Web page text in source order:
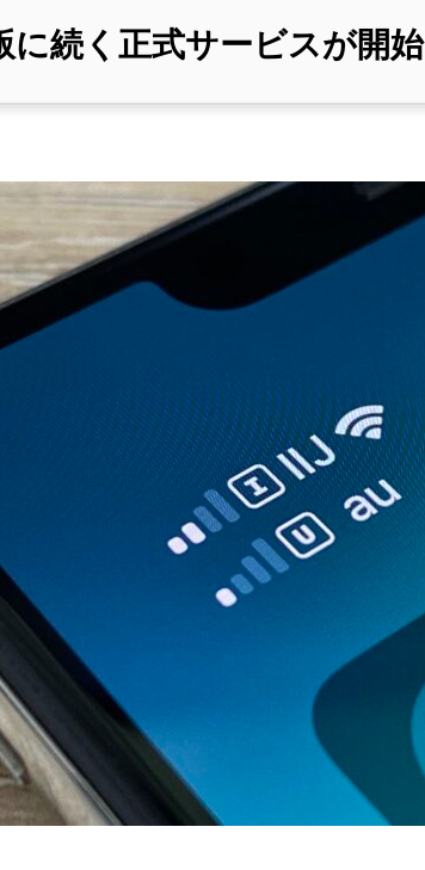
に続く正式サービスが開始